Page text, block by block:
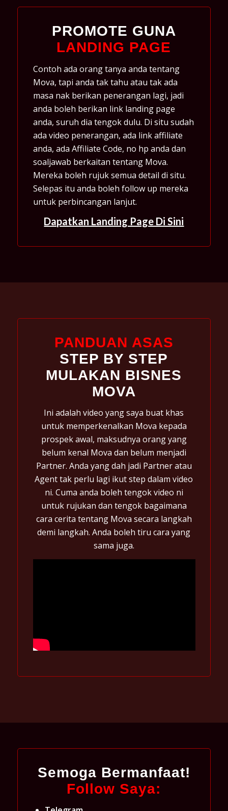
PROMOTE GUNA
LANDING PAGE
Contoh ada orang tanya anda tentang
Mova, tapi anda tak tahu atau tak ada
masa nak berikan penerangan lagi, jadi
anda boleh berikan link landing page
anda, suruh dia tengok dulu. Di situ sudah
ada video penerangan, ada link affiliate
anda, ada Affiliate Code, no hp anda dan
soaljawab berkaitan tentang Mova.
Mereka boleh rujuk semua detail di situ.
Selepas itu anda boleh follow up mereka
untuk perbincangan lanjut.
Dapatkan Landing Page Di Sini
PANDUAN ASAS
STEP BY STEP
MULAKAN BISNES
MOVA
Ini adalah video yang saya buat khas
untuk memperkenalkan Mova kepada
prospek awal, maksudnya orang yang
belum kenal Mova dan belum menjadi
Partner. Anda yang dah jadi Partner atau
Agent tak perlu lagi ikut step dalam video
ni. Cuma anda boleh tengok video ni
untuk rujukan dan tengok bagaimana
cara cerita tentang Mova secara langkah
demi langkah. Anda boleh tiru cara yang
sama juga.
Semoga Bermanfaat!
Follow Saya: